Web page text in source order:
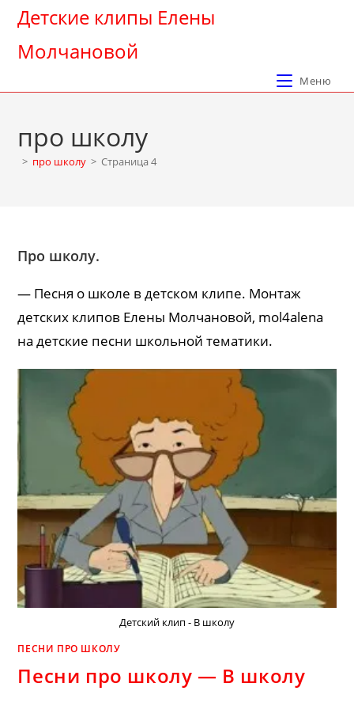
Перейти
содержимому
Детские клипы Елены
Молчановой
Меню
про школу
> про школу > Страница 4
Про школу.
— Песня о школе в детском клипе. Монтаж
детских клипов Елены Молчановой, mol4alena
на детские песни школьной тематики.
Детский клип - В школу
ПЕСНИ ПРО ШКОЛУ
Песни про школу — В школу